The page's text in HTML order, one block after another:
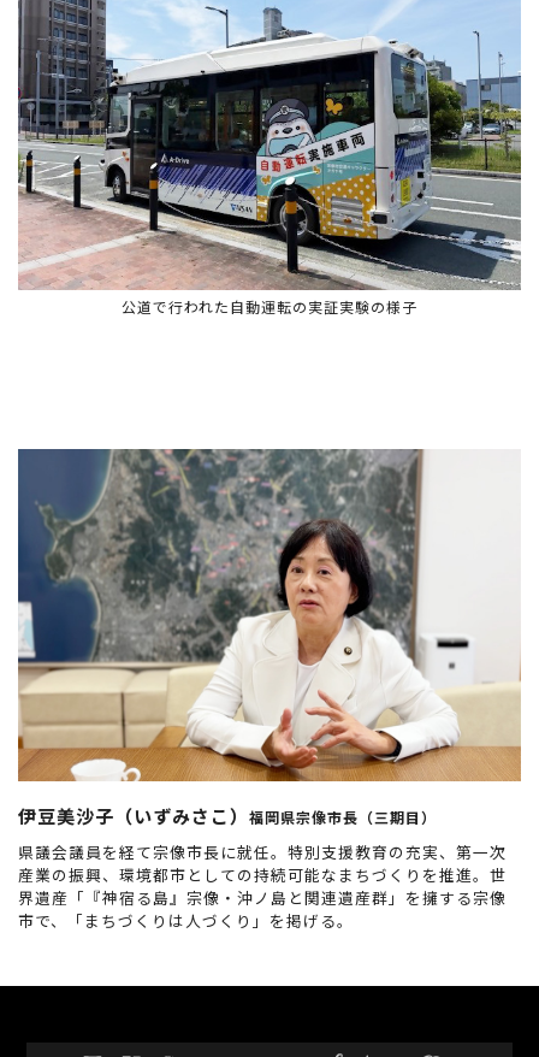
公道で行われた自動運転の実証実験の様子
伊豆美沙子（いずみさこ） 福岡県宗像市長（三期目）
県議会議員を経て宗像市長に就任。特別支援教育の充実、第一次
産業の振興、環境都市としての持続可能なまちづくりを推進。世
界遺産「『神宿る島』宗像・沖ノ島と関連遺産群」を擁する宗像
市で、「まちづくりは人づくり」を掲げる。